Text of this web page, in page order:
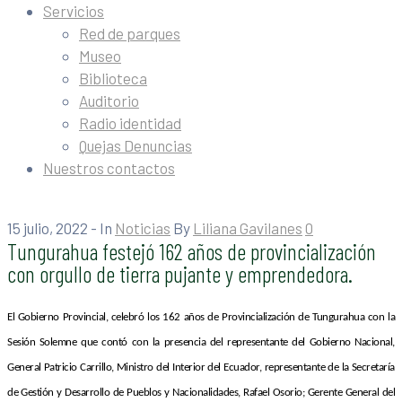
Servicios
Red de parques
Museo
Biblioteca
Auditorio
Radio identidad
Quejas Denuncias
Nuestros contactos
15 julio, 2022 - In Noticias By Liliana Gavilanes 0
Tungurahua festejó 162 años de provincialización
con orgullo de tierra pujante y emprendedora.
El Gobierno Provincial, celebró los 162 años de Provincialización de Tungurahua con la
Sesión Solemne que contó con la presencia del representante del Gobierno Nacional,
General Patricio Carrillo, Ministro del Interior del Ecuador, representante de la Secretaría
de Gestión y Desarrollo de Pueblos y Nacionalidades, Rafael Osorio; Gerente General del